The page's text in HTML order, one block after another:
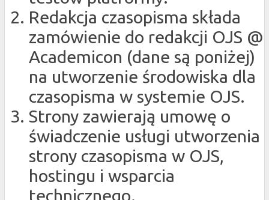
Redakcja czasopisma składa
zamówienie do redakcji OJS @
Academicon (dane są poniżej)
na utworzenie środowiska dla
czasopisma w systemie OJS.
Strony zawierają umowę o
świadczenie usługi utworzenia
strony czasopisma w OJS,
hostingu i wsparcia
technicznego.